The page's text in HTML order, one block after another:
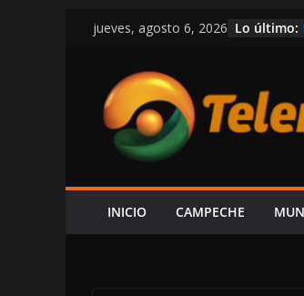
Saltar
contenido
jueves, agosto 6, 2026 Lo último:
INICIO CAMPECHE